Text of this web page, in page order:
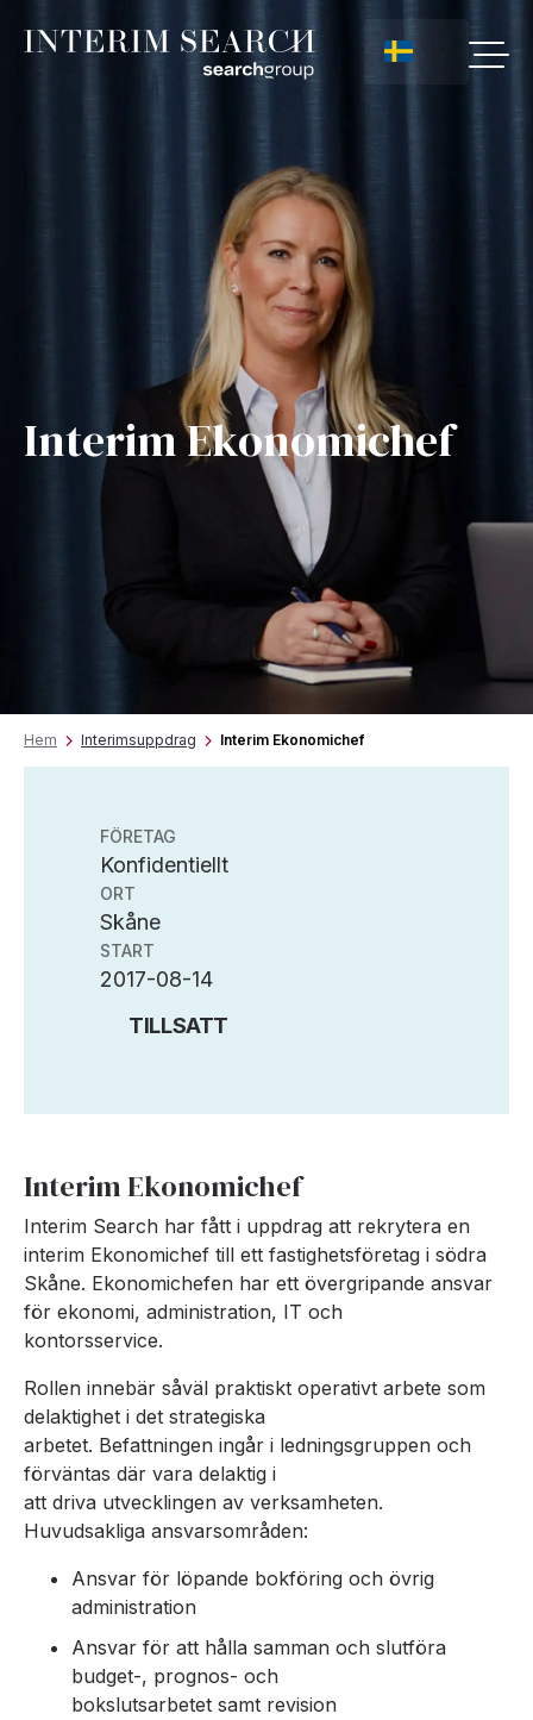
Interim Ekonomichef
Hem Interimsuppdrag Interim Ekonomichef
FÖRETAG
Konfidentiellt
ORT
Skåne
START
2017-08-14
TILLSATT
Interim Ekonomichef
Interim Search har fått i uppdrag att rekrytera en
interim Ekonomichef till ett fastighetsföretag i södra
Skåne. Ekonomichefen har ett övergripande ansvar
för ekonomi, administration, IT och
kontorsservice.
Rollen innebär såväl praktiskt operativt arbete som
delaktighet i det strategiska
arbetet. Befattningen ingår i ledningsgruppen och
förväntas där vara delaktig i
att driva utvecklingen av verksamheten.
Huvudsakliga ansvarsområden:
Ansvar för löpande bokföring och övrig
administration
Ansvar för att hålla samman och slutföra
budget-, prognos- och
bokslutsarbetet samt revision